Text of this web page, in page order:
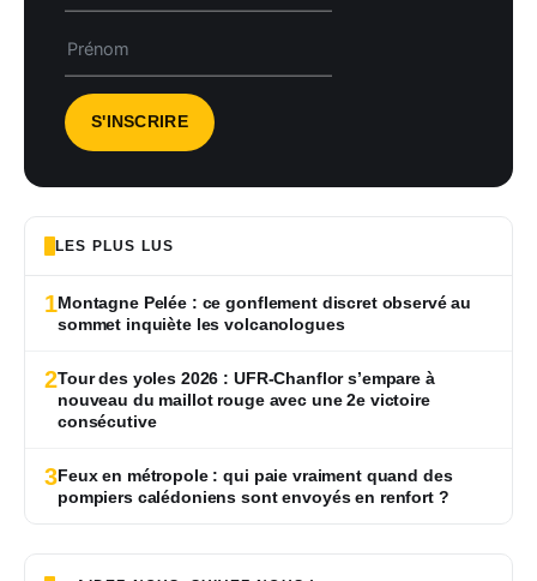
LES PLUS LUS
1Montagne Pelée : ce gonflement discret observé au
sommet inquiète les volcanologues
2Tour des yoles 2026 : UFR-Chanflor s’empare à
nouveau du maillot rouge avec une 2e victoire
consécutive
3Feux en métropole : qui paie vraiment quand des
pompiers calédoniens sont envoyés en renfort ?